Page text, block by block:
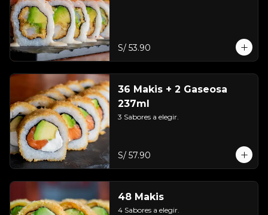
S/ 53.90
36 Makis + 2 Gaseosa
237ml
3 Sabores a elegir.
S/ 57.90
48 Makis
4 Sabores a elegir.